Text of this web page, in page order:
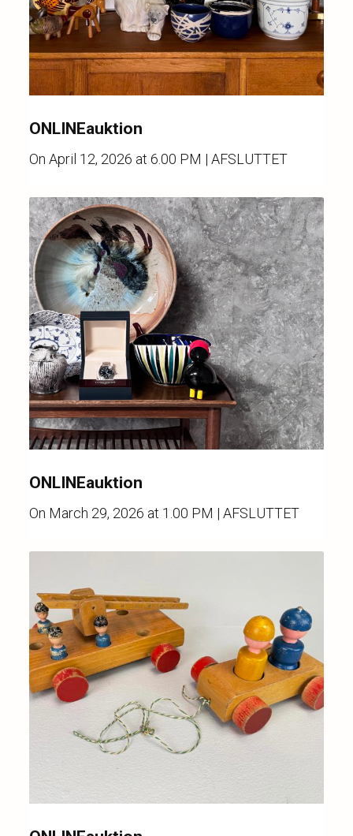
ONLINEauktion
OnApril 12, 2026 at 6.00 PM | AFSLUTTET
ONLINEauktion
On March 29, 2026 at 1.00 PM | AFSLUTTET